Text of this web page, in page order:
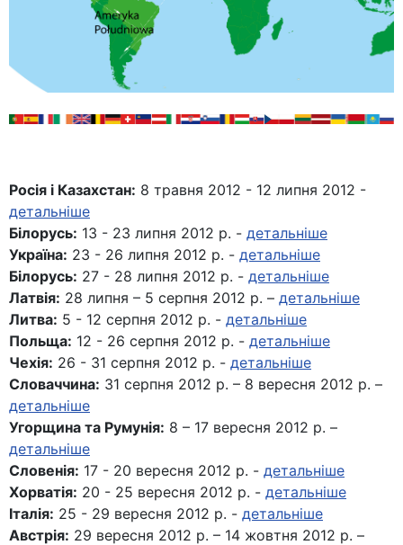
Росія і Казахстан: 8 травня 2012 - 12 липня 2012 -
детальніше
Білорусь: 13 - 23 липня 2012 р. - детальніше
Україна: 23 - 26 липня 2012 р. - детальніше
Білорусь: 27 - 28 липня 2012 р. - детальніше
Латвія: 28 липня – 5 серпня 2012 р. – детальніше
Литва: 5 - 12 серпня 2012 р. - детальніше
Польща: 12 - 26 серпня 2012 р. - детальніше
Чехія: 26 - 31 серпня 2012 р. - детальніше
Словаччина: 31 серпня 2012 р. – 8 вересня 2012 р. –
детальніше
Угорщина та Румунія: 8 – 17 вересня 2012 р. –
детальніше
Словенія: 17 - 20 вересня 2012 р. - детальніше
Хорватія: 20 - 25 вересня 2012 р. - детальніше
Італія: 25 - 29 вересня 2012 р. - детальніше
Австрія: 29 вересня 2012 р. – 14 жовтня 2012 р. –